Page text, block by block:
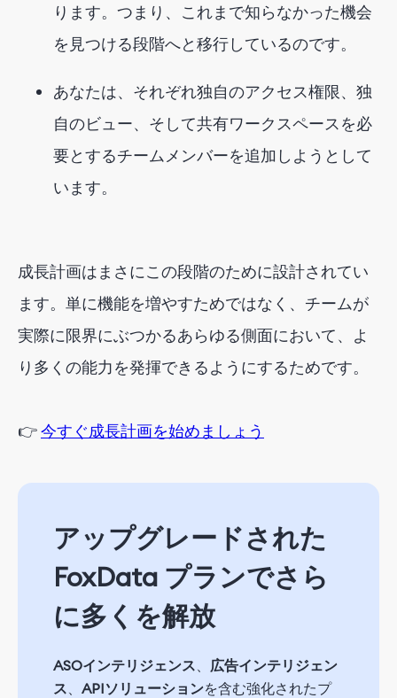
ります。つまり、これまで知らなかった機会
を見つける段階へと移行しているのです。
あなたは、それぞれ独自のアクセス権限、独
自のビュー、そして共有ワークスペースを必
要とするチームメンバーを追加しようとして
います。
成長計画はまさにこの段階のために設計されてい
ます。単に機能を増やすためではなく、チームが
実際に限界にぶつかるあらゆる側面において、よ
り多くの能力を発揮できるようにするためです。
👉今すぐ成長計画を始めましょう
アップグレードされた
FoxData プランでさら
に多くを解放
ASOインテリジェンス
広告インテリジェン
ス
APIソリューションを含む強化されたプ